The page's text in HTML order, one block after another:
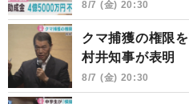
8/7 (金) 20:30
クマ捕獲の権限
村井知事が表明
8/7 (金) 20:30